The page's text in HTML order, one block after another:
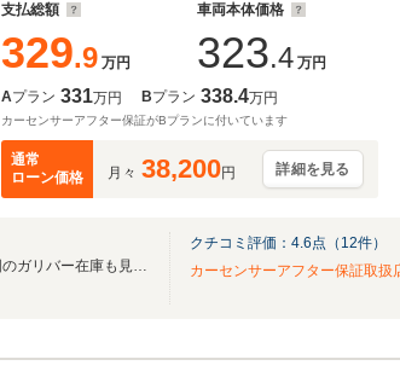
支払総額
329.9 万円
車両本体価格
323.4 万円
Aプラン 331万円 Bプラン 338.4万円
カーセンサーアフター保証がBプランに付いています
通常
ローン価格
月々 38,200円 詳細を見る
無料電話は24時間ご案内！！全国のガリバー在庫も見たい方は一括照会が可能です！
クチコミ評価： 4.6点（ 12件）
カーセンサーアフター保証取扱